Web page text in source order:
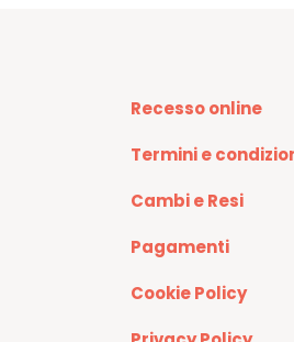
essere
scelte
nella
pagina
prodotto
Recesso online
Termini e
Cambi e Resi
Pagamenti
Cookie Policy